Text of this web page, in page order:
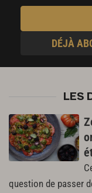
DÉJÀ
LES
question de passer